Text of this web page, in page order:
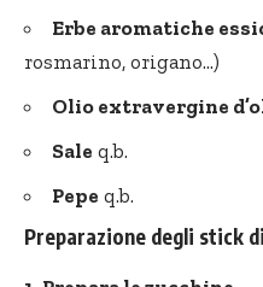
Erbe aromatiche
rosmarino, origano…)
Olio extravergine
Sale q.b.
Pepe q.b.
Preparazione degli stick